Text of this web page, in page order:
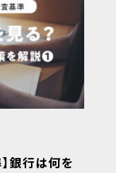
銀行は何を